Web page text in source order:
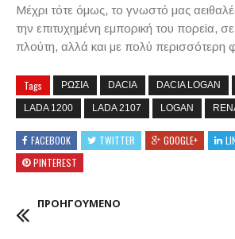
Μέχρι τότε όμως, το γνωστό μας
την επιτυχημένη εμπορική του πορεία,
πλούτη, αλλά και με πολύ περισσότερη
Tags ΡΩΣΙΑ DACIA DACIA LOGAN
LADA 1200 LADA 2107 LOGAN
FACEBOOK TWITTER GOOGLE+
PINTEREST
ΠΡΟΗΓΟΥΜΕΝΟ